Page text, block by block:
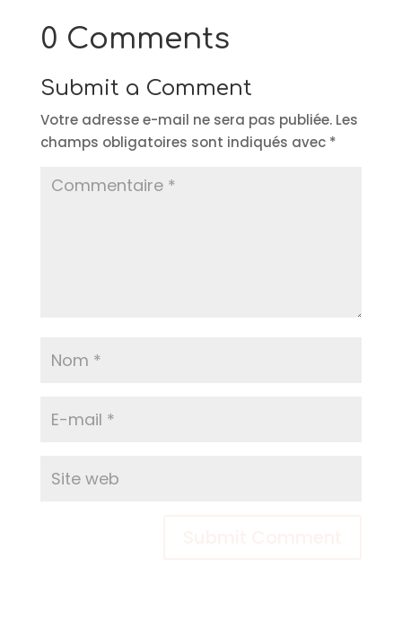
0 Comments
Submit a Comment
Votre adresse e-mail ne sera pas publiée. Les
champs obligatoires sont indiqués avec *